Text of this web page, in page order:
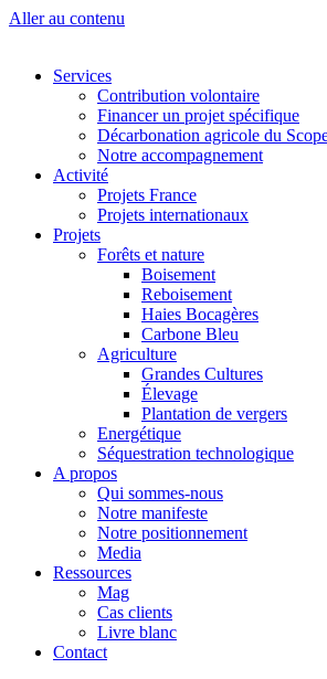
Panneau de gestion des cookies
Aller au contenu
Services
Contribution volontaire
Financer un projet spécifique
Décarbonation agricole du
Notre accompagnement
Activité
Projets France
Projets internationaux
Projets
Forêts et nature
Boisement
Reboisement
Haies Bocagères
Carbone Bleu
Agriculture
Grandes Cultures
Élevage
Plantation de vergers
Energétique
Séquestration technologique
A propos
Qui sommes-nous
Notre manifeste
Notre positionnement
Media
Ressources
Mag
Cas clients
Livre blanc
Contact